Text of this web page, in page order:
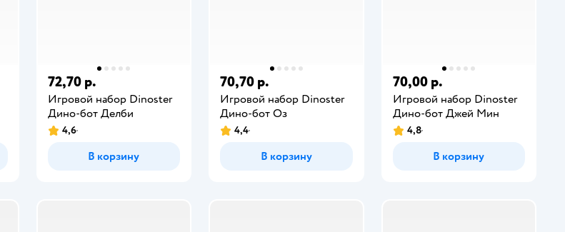
72,70 р.
Игровой набор Dinoster
Дино-бот Делби
4,6
В корзину
70,70 р.
Игровой набор Dinoster
Дино-бот Оз
4,4
В корзину
70,00 р.
Игровой набор Dinoster
Дино-бот Джей Мин
4,8
В корзину